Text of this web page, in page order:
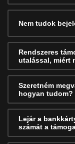
Nem tudok
Rendszeres
utalással, miért
Szeretném
hogyan tudom?
Lejár a
számát a